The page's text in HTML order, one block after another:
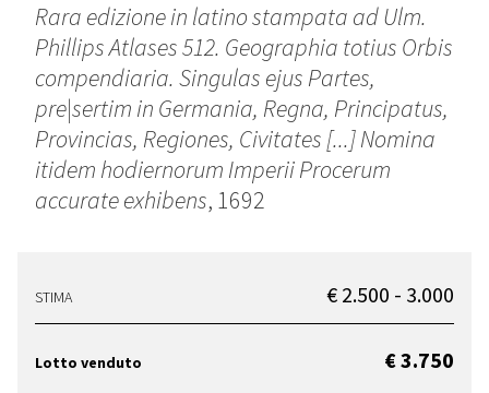
Rara edizione in latino stampata ad Ulm.
Phillips Atlases 512. Geographia totius Orbis
compendiaria. Singulas ejus Partes,
pre|sertim in Germania, Regna, Principatus,
Provincias, Regiones, Civitates [...] Nomina
itidem hodiernorum Imperii Procerum
accurate exhibens, 1692
STIMA € 2.500 - 3.000
Lotto venduto € 3.750